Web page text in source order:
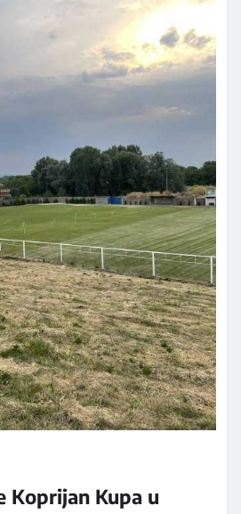
Koprijan Kupa u